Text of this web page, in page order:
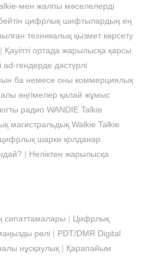
мен жалпы мәселелерді
цифрлық шифтылардың ең
техникалық қызмет көрсету
| Қауіпті ортада жарылысқа қарсы
гендерде дәстүрлі
ба немесе оны коммерциялық
әңгімелер қалай жұмыс
радио WANDIE Talkie
магистральдық Walkie Talkie
шарки қолданар
| Неліктен жарылысқа
сипаттамалары | Цифрлық
рөлі | PDT/DMR Digital
нұсқаулық | Қарапайым